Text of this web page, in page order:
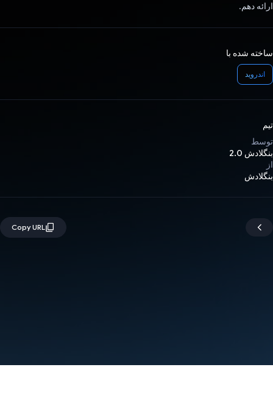
ارائه دهم.
ساخته شده با
اندروید
تیم
توسط
بنگلادش 2.0
از
بنگلادش